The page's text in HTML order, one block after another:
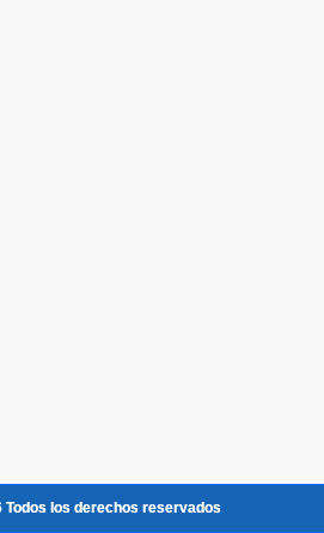
Todos los derechos reservados